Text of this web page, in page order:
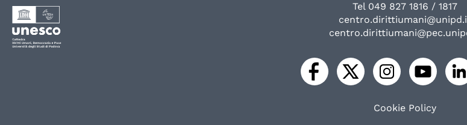
Tel 049 827 1816 / 1817
Cookie Policy